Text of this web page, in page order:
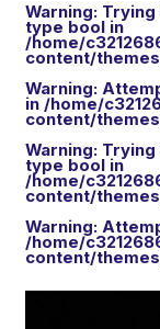
Warning:
type bool in
/home/
content/
Warning:
in /home/
content/
Warning:
type bool in
/home/
content/
Warning:
/home/
content/